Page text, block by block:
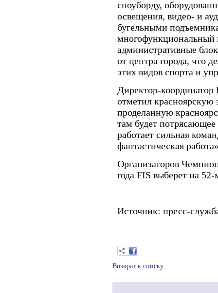
сноуборду,
освещения, видео- и
бугельными
многофункциональный
административные
от центра города, что
этих видов спорта и
Директор-
отметил
проделанную
там будет
работает сильная
фантастическая
Организаторов
года FIS выберет на
Источник: пресс-
Возврат к списку